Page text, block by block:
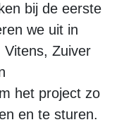
bij de eerste
we uit in
Zuiver
het project zo
en te sturen.